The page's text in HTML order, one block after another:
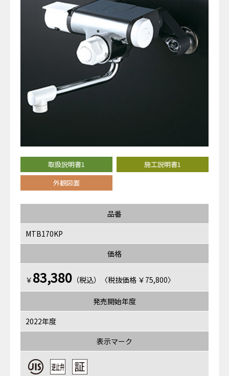
取扱説明書1
施工説明書1
外観図面
品番
MTB170KP
価格
￥ 83,380 （税込）〈税抜価格 ￥75,800〉
発売開始年度
2022年度
表示マーク